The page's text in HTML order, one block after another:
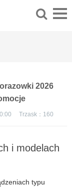
2026
Trzask： 160
i modelach
typu